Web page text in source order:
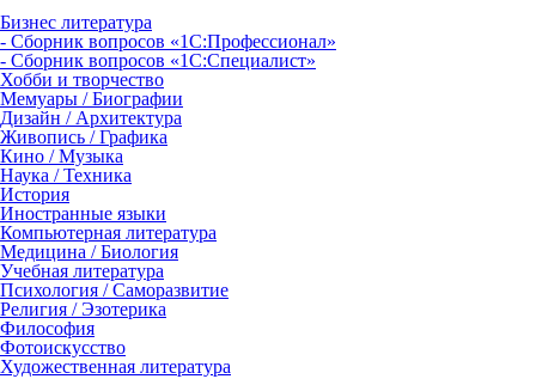
Бизнес литература
- Сборник вопросов «1С:Профессионал»
- Сборник вопросов «1С:Специалист»
Хобби и творчество
Мемуары / Биографии
Дизайн / Архитектура
Живопись / Графика
Кино / Музыка
Наука / Техника
История
Иностранные языки
Компьютерная литература
Медицина / Биология
Учебная литература
Психология / Саморазвитие
Религия / Эзотерика
Философия
Фотоискусство
Художественная литература